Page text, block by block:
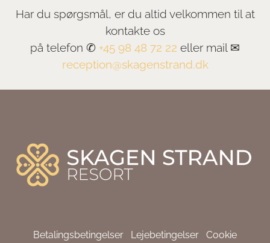
Har du spørgsmål, er du altid velkommen til at
kontakte os
på telefon ✆ +45 98 48 72 22 eller mail ✉
reception@skagenstrand.dk
Betalingsbetingelser Lejebetingelser Cookie